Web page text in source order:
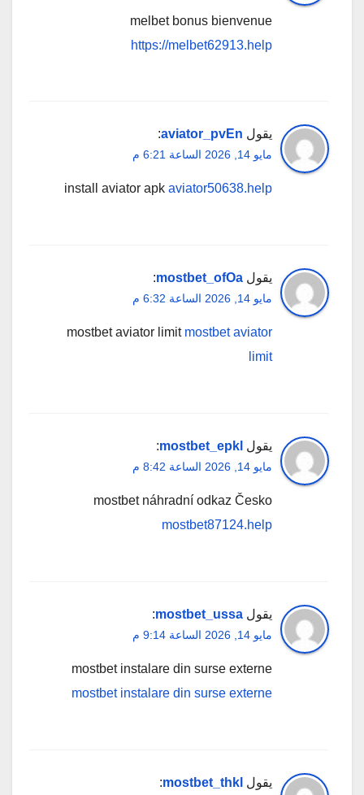
melbet bonus bienvenue
https://melbet62913.help
يقول aviator_pvEn
:
مايو 14, 2026 الساعة 6:21 م
install aviator apk aviator50638.help
يقول mostbet_ofOa
:
مايو 14, 2026 الساعة 6:32 م
mostbet aviator limit mostbet aviator
limit
يقول mostbet_epkl
:
مايو 14, 2026 الساعة 8:42 م
mostbet náhradní odkaz Česko
mostbet87124.help
يقول mostbet_ussa
:
مايو 14, 2026 الساعة 9:14 م
mostbet instalare din surse externe
mostbet instalare din surse externe
يقول mostbet_thkl
: